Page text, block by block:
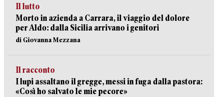
Il lutto
Morto in azienda a Carrara, il viaggio del dolore
per Aldo: dalla Sicilia arrivano i genitori
di Giovanna Mezzana
Il racconto
I lupi assaltano il gregge, messi in fuga dalla pastora:
«Così ho salvato le mie pecore»